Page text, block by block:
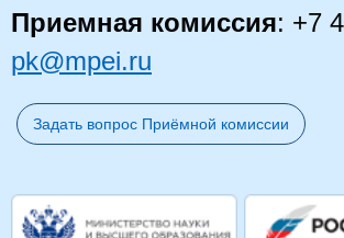
Приемная комиссия: +7
pk@mpei.ru
Задать вопрос Приёмной комиссии